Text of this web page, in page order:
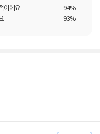
이에요
94%
93%